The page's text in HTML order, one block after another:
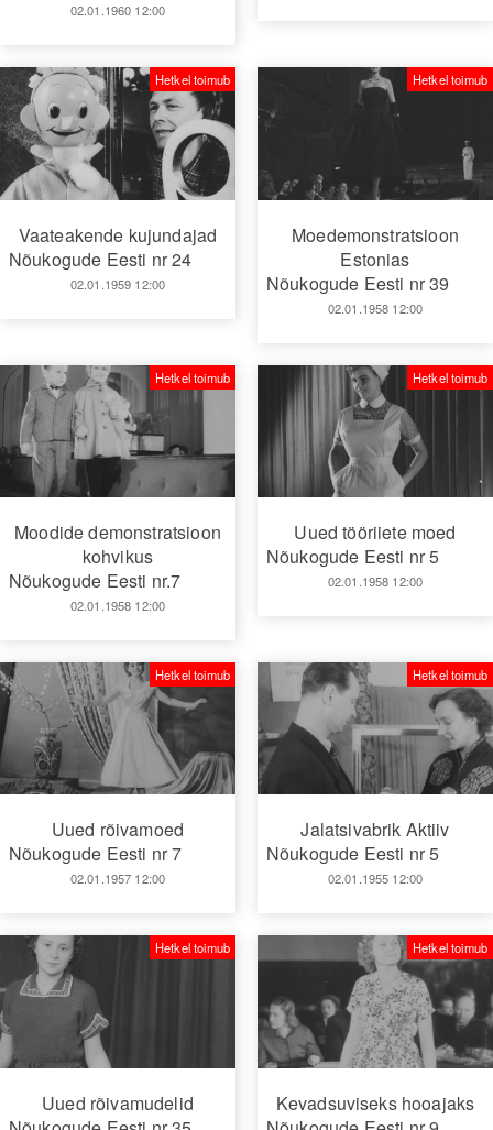
02.01.1960 12:00
Vaateakende kujundajad
Nõukogude Eesti nr 24
02.01.1959 12:00
Hetkel toimub
Moedemonstratsioon
Estonias
Nõukogude Eesti nr 39
02.01.1958 12:00
Hetkel toimub
Moodide demonstratsioon
kohvikus
Nõukogude Eesti nr.7
02.01.1958 12:00
Hetkel toimub
Uued tööriiete moed
Nõukogude Eesti nr 5
02.01.1958 12:00
Hetkel toimub
Uued rõivamoed
Nõukogude Eesti nr 7
02.01.1957 12:00
Hetkel toimub
Jalatsivabrik Aktiiv
Nõukogude Eesti nr 5
02.01.1955 12:00
Hetkel toimub
Uued rõivamudelid
Hetkel toimub
Kevadsuviseks hooajaks
Hetkel toimub